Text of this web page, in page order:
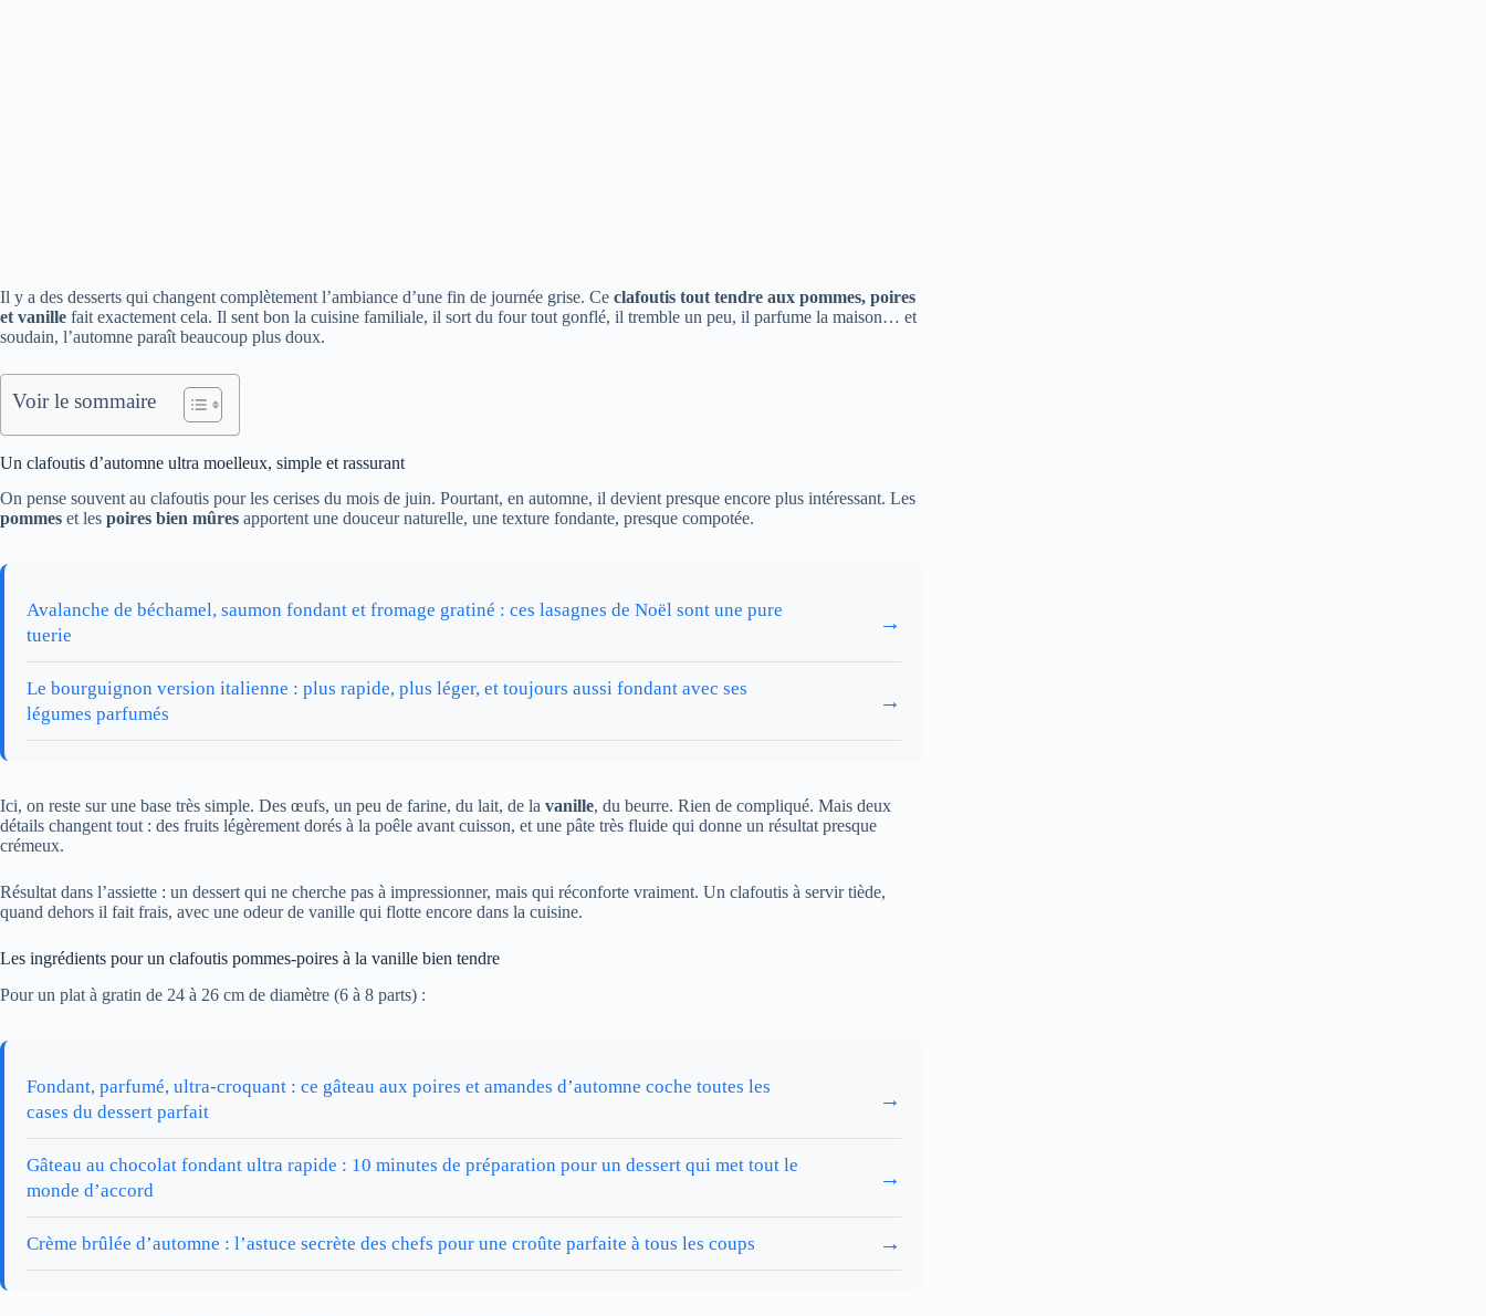
Il y a des desserts qui changent complètement l’ambiance d’une fin de journée grise. Ce clafoutis tout tendre aux pommes, poires
et vanille fait exactement cela. Il sent bon la cuisine familiale, il sort du four tout gonflé, il tremble un peu, il parfume la maison… et
soudain, l’automne paraît beaucoup plus doux.
Voir le sommaire
Un clafoutis d’automne ultra moelleux, simple et rassurant
On pense souvent au clafoutis pour les cerises du mois de juin. Pourtant, en automne, il devient presque encore plus intéressant. Les
pommes et les poires bien mûres apportent une douceur naturelle, une texture fondante, presque compotée.
Avalanche de béchamel, saumon fondant et fromage gratiné : ces lasagnes de Noël sont une pure
tuerie
→
Le bourguignon version italienne : plus rapide, plus léger, et toujours aussi fondant avec ses
légumes parfumés
→
Ici, on reste sur une base très simple. Des œufs, un peu de farine, du lait, de la vanille, du beurre. Rien de compliqué. Mais deux
détails changent tout : des fruits légèrement dorés à la poêle avant cuisson, et une pâte très fluide qui donne un résultat presque
crémeux.
Résultat dans l’assiette : un dessert qui ne cherche pas à impressionner, mais qui réconforte vraiment. Un clafoutis à servir tiède,
quand dehors il fait frais, avec une odeur de vanille qui flotte encore dans la cuisine.
Les ingrédients pour un clafoutis pommes-poires à la vanille bien tendre
Pour un plat à gratin de 24 à 26 cm de diamètre (6 à 8 parts) :
Fondant, parfumé, ultra-croquant : ce gâteau aux poires et amandes d’automne coche toutes les
cases du dessert parfait
→
Gâteau au chocolat fondant ultra rapide : 10 minutes de préparation pour un dessert qui met tout le
monde d’accord
→
Crème brûlée d’automne : l’astuce secrète des chefs pour une croûte parfaite à tous les coups →